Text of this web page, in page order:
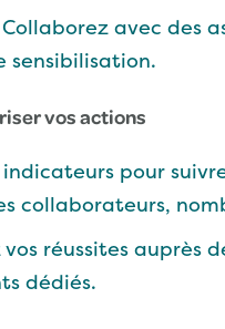
Collaborez avec des
sensibilisation.
vos actions
pour
collaborateurs,
réussites auprès
dédiés.